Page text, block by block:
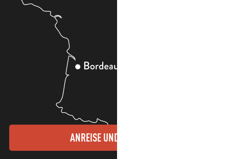
ANREISE UND KONTAKTE